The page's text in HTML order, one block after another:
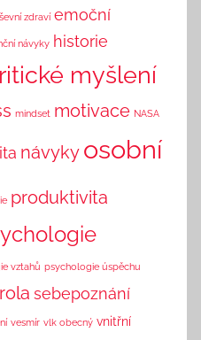
zdraví emoční
návyky historie
myšlení
mindset motivace NASA
návyky osobní
produktivita
vztahů psychologie úspěchu
sebepoznání
vesmír vlk obecný vnitřní